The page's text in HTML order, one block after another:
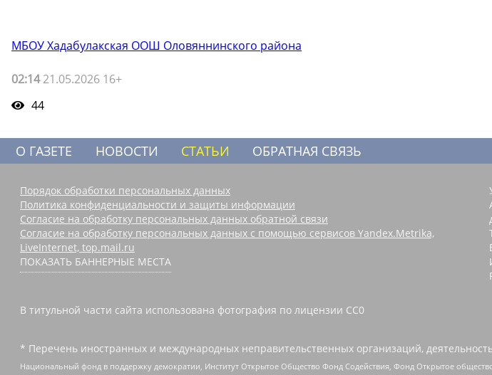
МБОУ Хадабулакская ООШ Оловяннинского района
02:1421.05.2026 16+
44
О ГАЗЕТЕ НОВОСТИ СТАТЬИ ОБРАТНАЯ СВЯЗЬ
Порядок обработки персональных данных
Политика конфиденциальности и защиты информации
Согласие на обработку персональных данных обратной связи
Согласие на обработку персональных данных с помощью сервисов Yandex.Metrika,
LiveInternet, top.mail.ru
ПОКАЗАТЬ БАННЕРНЫЕ МЕСТА
В титульной части сайта использована фотография по лицензии CC0 ‌
* Перечень иностранных и международных неправительственных организаций,
Национальный фонд в поддержку демократии, Институт Открытое Общество Фонд Содействия, Фонд Открытое